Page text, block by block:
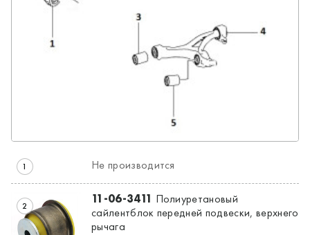
1 Не производится
2 11-06-3411 Полиуретановый
сайлентблок передней подвески, верхнего
рычага